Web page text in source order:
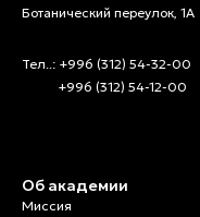
Ботанический переулок, 1А
Тел..: +996 (312) 54-32-00
+996 (312) 54-12-00
Об академии
Миссия